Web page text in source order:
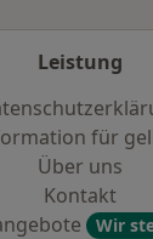
Leistung
für
Über uns
Kontakt
Wir